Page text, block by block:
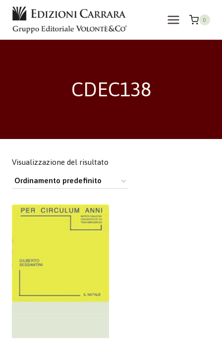
Salta
contenuto
0
CDEC138
Visualizzazione del risultato